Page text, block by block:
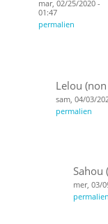
mar, 02/25/2020 -
01:47
permalien
Lelou
sam, 04/03/
permalien
Sahou
mer, 03/
permalien